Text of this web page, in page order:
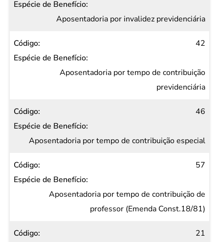
Aposentadoria por invalidez previdenciária
42
Aposentadoria por tempo de contribuição
previdenciária
46
Aposentadoria por tempo de contribuição especial
57
Aposentadoria por tempo de contribuição de
professor (Emenda Const.18/81)
21